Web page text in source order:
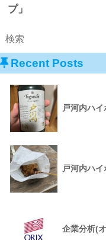
プ」
Recent Posts
戸河内ハ
戸河内ハ
企業分析(